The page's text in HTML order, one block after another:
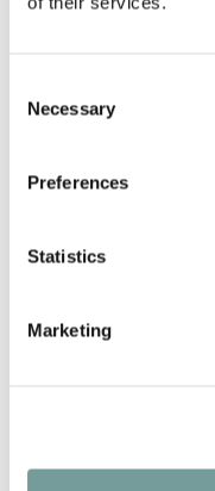
Selection
Necessary
Preferences
Statistics
Marketing